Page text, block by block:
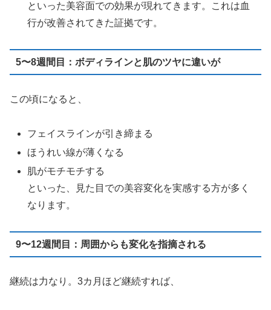
といった美容面での効果が現れてきます。これは血
行が改善されてきた証拠です。
5〜8週間目：ボディラインと肌のツヤに違いが
この頃になると、
フェイスラインが引き締まる
ほうれい線が薄くなる
肌がモチモチする
といった、見た目での美容変化を実感する方が多く
なります。
9〜12週間目：周囲からも変化を指摘される
継続は力なり。3カ月ほど継続すれば、